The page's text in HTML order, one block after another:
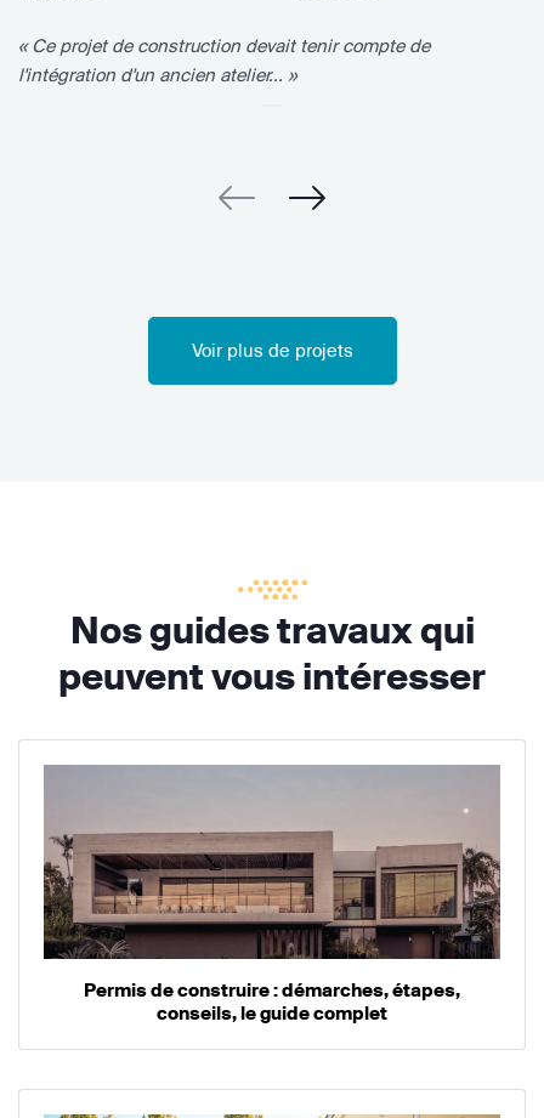
« Ce projet de construction devait tenir compte de
l'intégration d'un ancien atelier... »
Voir plus de projets
Nos guides travaux qui
peuvent vous intéresser
Permis de construire : démarches, étapes,
conseils, le guide complet